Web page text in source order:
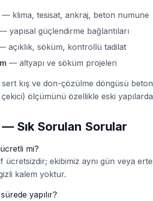
— klima, tesisat, ankraj, beton numune
yapısal güçlendirme bağlantıları
açıklık, söküm, kontrollü tadilat
— altyapı ve söküm projeleri
kış ve don-çözülme döngüsü
ölçümünü özellikle eski
Sık Sorulan Sorular
mi?
ekibimiz aynı gün veya
kalem yoktur.
yapılır?